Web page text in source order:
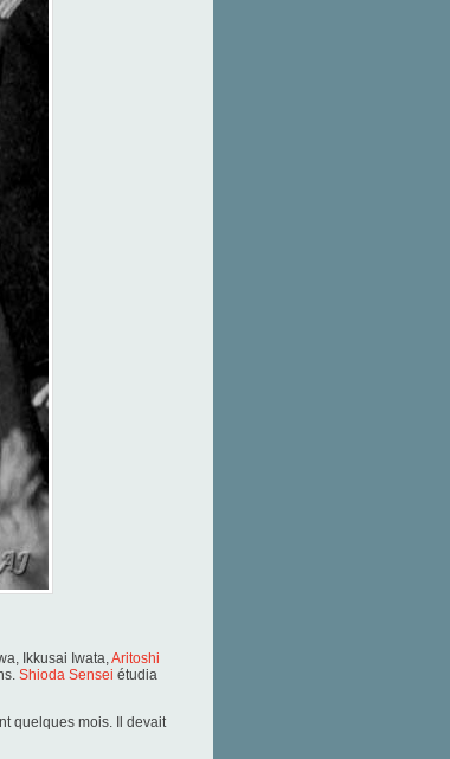
Ikkusai Iwata, Aritoshi
Shioda Sensei étudia
quelques mois. Il devait